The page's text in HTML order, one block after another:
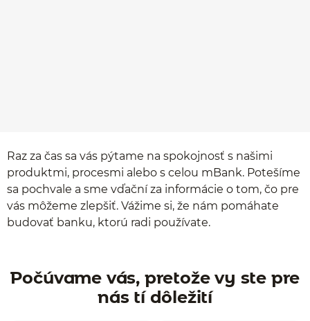
Raz za čas sa vás pýtame na spokojnosť s našimi
produktmi, procesmi alebo s celou mBank. Potešíme
sa pochvale a sme vďační za informácie o tom, čo pre
vás môžeme zlepšiť. Vážime si, že nám pomáhate
budovať banku, ktorú radi používate.
Počúvame vás, pretože vy ste pre
nás tí dôležití